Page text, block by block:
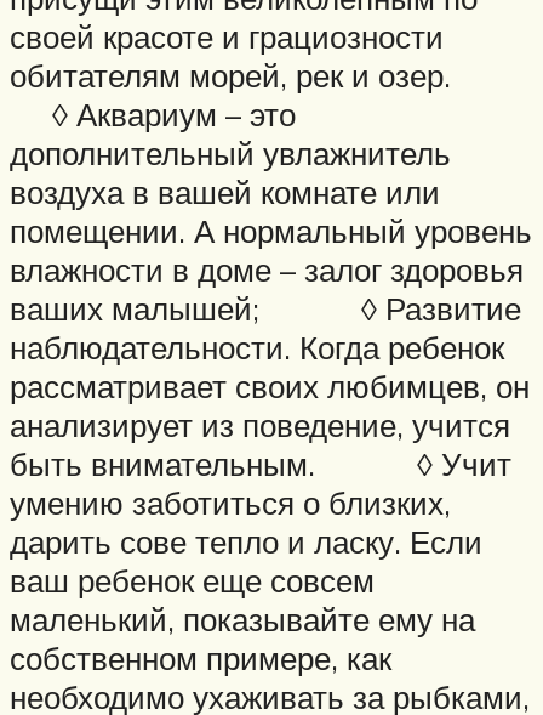
своей красоте и грациозности
обитателям морей, рек и озер.
◊ Аквариум – это
дополнительный увлажнитель
воздуха в вашей комнате или
помещении. А нормальный уровень
влажности в доме – залог здоровья
ваших малышей; ◊ Развитие
наблюдательности. Когда ребенок
рассматривает своих любимцев, он
анализирует из поведение, учится
быть внимательным. ◊ Учит
умению заботиться о близких,
дарить сове тепло и ласку. Если
ваш ребенок еще совсем
маленький, показывайте ему на
собственном примере, как
необходимо ухаживать за рыбками,